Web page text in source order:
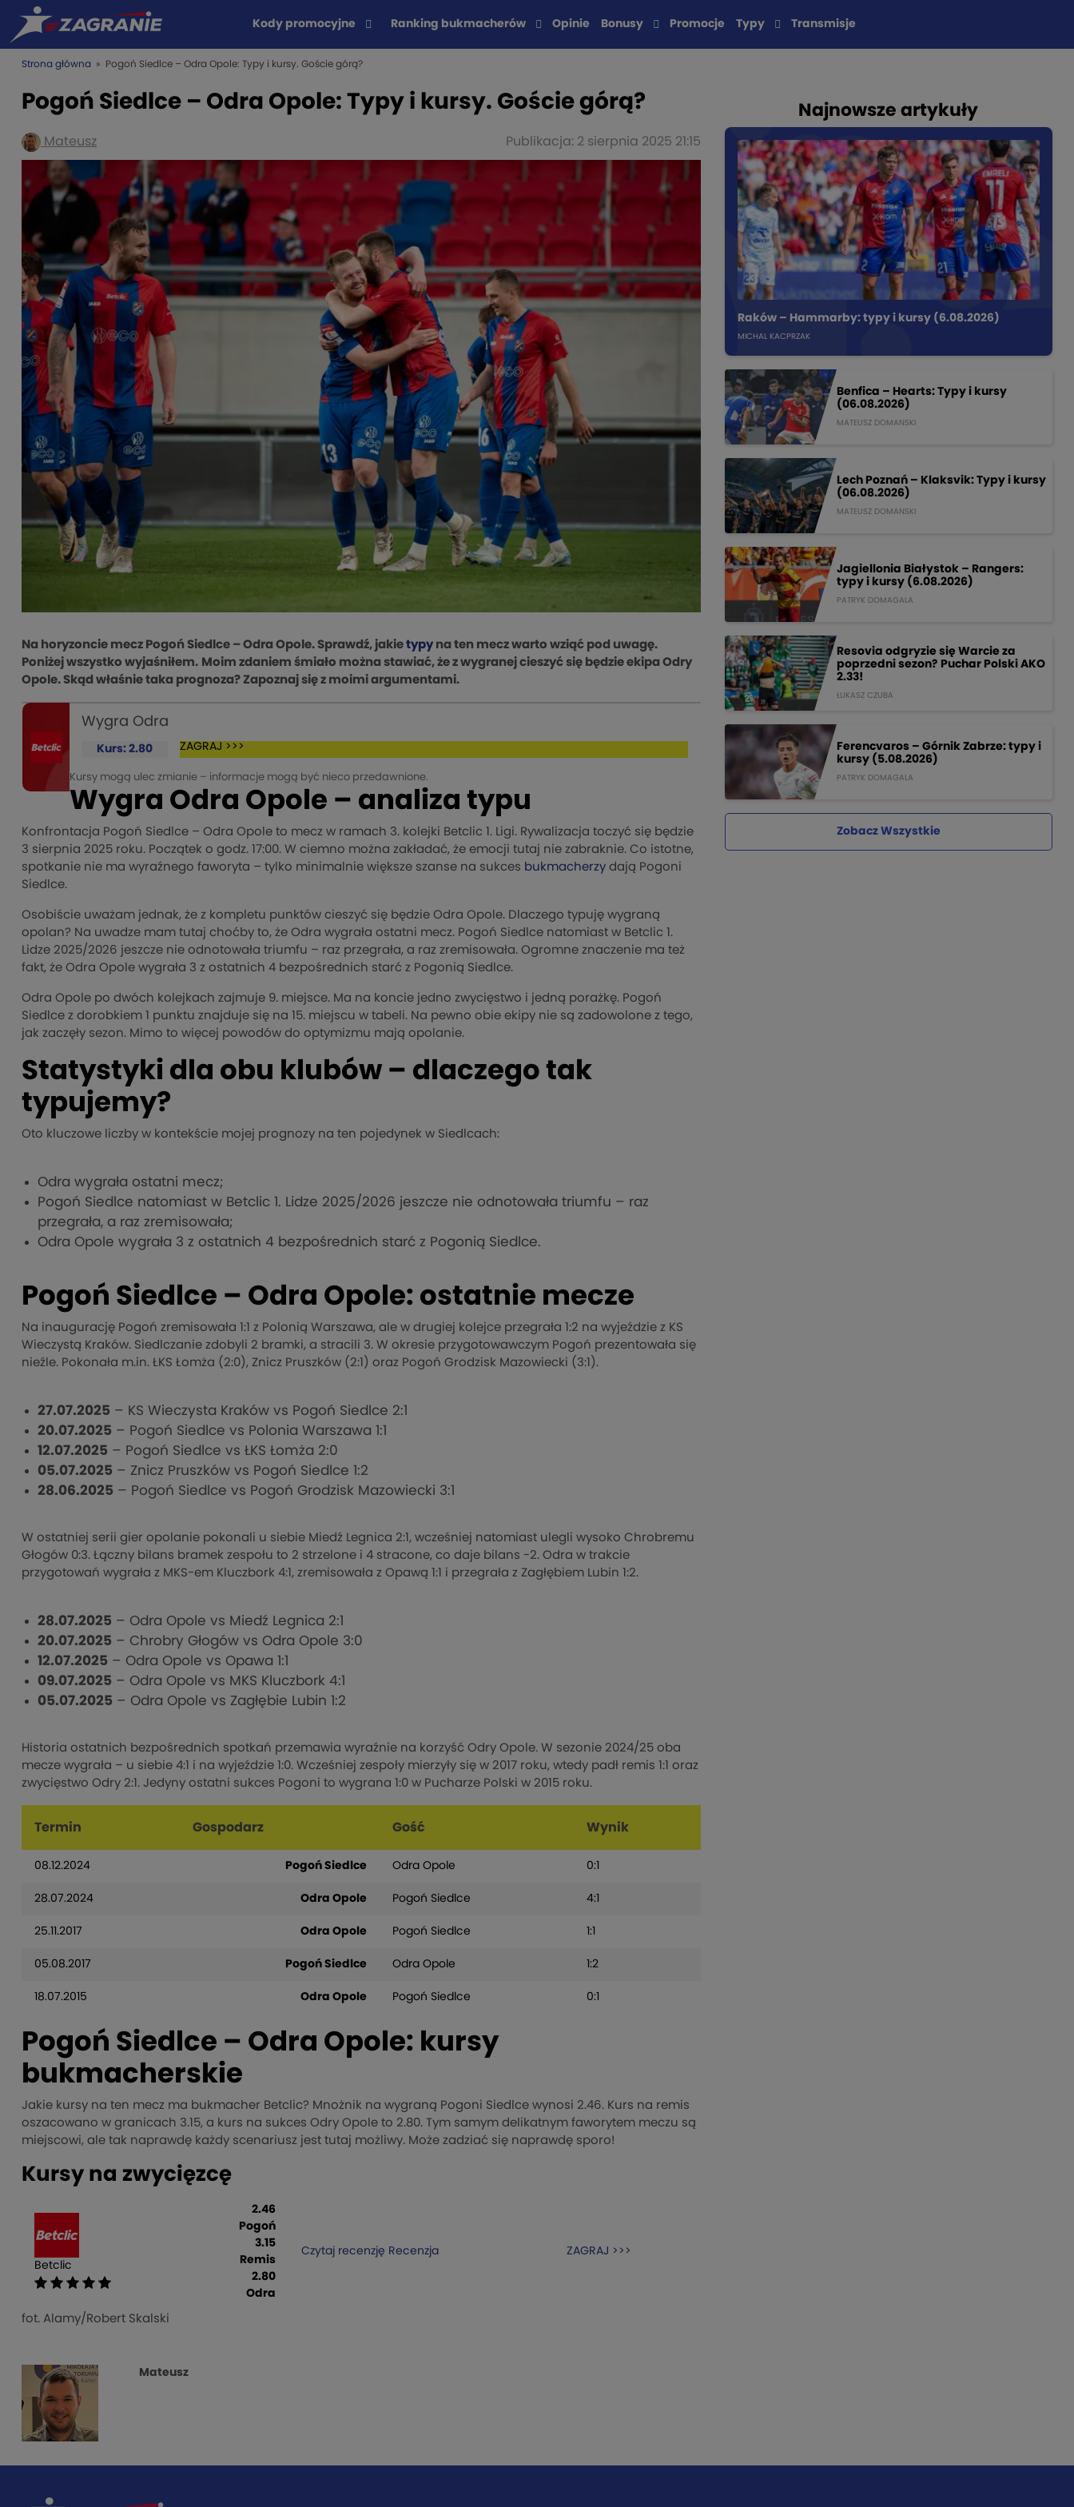
Kody promocyjne Ranking bukmacherów Opinie Bonusy Promocje Typy Transmisje
Strona główna » Pogoń Siedlce – Odra Opole: Typy i kursy. Goście górą?
Pogoń Siedlce – Odra Opole: Typy i kursy. Goście górą?
Mateusz Publikacja: 2 sierpnia 2025 21:15
Na horyzoncie mecz Pogoń Siedlce – Odra Opole. Sprawdź, jakie typy na ten mecz warto wziąć pod uwagę.
Poniżej wszystko wyjaśniłem. Moim zdaniem śmiało można stawiać, że z wygranej cieszyć się będzie ekipa Odry
Opole. Skąd właśnie taka prognoza? Zapoznaj się z moimi argumentami.
Wygra Odra
Kurs: 2.80 ZAGRAJ >>>
Kursy mogą ulec zmianie – informacje mogą być nieco przedawnione.
Wygra Odra Opole – analiza typu
Konfrontacja Pogoń Siedlce – Odra Opole to mecz w ramach 3. kolejki Betclic 1. Ligi. Rywalizacja toczyć się będzie
3 sierpnia 2025 roku. Początek o godz. 17:00. W ciemno można zakładać, że emocji tutaj nie zabraknie. Co istotne,
spotkanie nie ma wyraźnego faworyta – tylko minimalnie większe szanse na sukces bukmacherzy dają Pogoni
Siedlce.
Osobiście uważam jednak, że z kompletu punktów cieszyć się będzie Odra Opole. Dlaczego typuję wygraną
opolan? Na uwadze mam tutaj choćby to, że Odra wygrała ostatni mecz. Pogoń Siedlce natomiast w Betclic 1.
Lidze 2025/2026 jeszcze nie odnotowała triumfu – raz przegrała, a raz zremisowała. Ogromne znaczenie ma też
fakt, że Odra Opole wygrała 3 z ostatnich 4 bezpośrednich starć z Pogonią Siedlce.
Odra Opole po dwóch kolejkach zajmuje 9. miejsce. Ma na koncie jedno zwycięstwo i jedną porażkę. Pogoń
Siedlce z dorobkiem 1 punktu znajduje się na 15. miejscu w tabeli. Na pewno obie ekipy nie są zadowolone z tego,
jak zaczęły sezon. Mimo to więcej powodów do optymizmu mają opolanie.
Statystyki dla obu klubów – dlaczego tak
typujemy?
Oto kluczowe liczby w kontekście mojej prognozy na ten pojedynek w Siedlcach:
Odra wygrała ostatni mecz;
Pogoń Siedlce natomiast w Betclic 1. Lidze 2025/2026 jeszcze nie odnotowała triumfu – raz
przegrała, a raz zremisowała;
Odra Opole wygrała 3 z ostatnich 4 bezpośrednich starć z Pogonią Siedlce.
Pogoń Siedlce – Odra Opole: ostatnie mecze
Na inaugurację Pogoń zremisowała 1:1 z Polonią Warszawa, ale w drugiej kolejce przegrała 1:2 na wyjeździe z KS
Wieczystą Kraków. Siedlczanie zdobyli 2 bramki, a stracili 3. W okresie przygotowawczym Pogoń prezentowała się
nieźle. Pokonała m.in. ŁKS Łomża (2:0), Znicz Pruszków (2:1) oraz Pogoń Grodzisk Mazowiecki (3:1).
27.07.2025 – KS Wieczysta Kraków vs Pogoń Siedlce 2:1
20.07.2025 – Pogoń Siedlce vs Polonia Warszawa 1:1
12.07.2025 – Pogoń Siedlce vs ŁKS Łomża 2:0
05.07.2025 – Znicz Pruszków vs Pogoń Siedlce 1:2
28.06.2025 – Pogoń Siedlce vs Pogoń Grodzisk Mazowiecki 3:1
W ostatniej serii gier opolanie pokonali u siebie Miedź Legnica 2:1, wcześniej natomiast ulegli wysoko Chrobremu
Głogów 0:3. Łączny bilans bramek zespołu to 2 strzelone i 4 stracone, co daje bilans -2. Odra w trakcie
przygotowań wygrała z MKS-em Kluczbork 4:1, zremisowała z Opawą 1:1 i przegrała z Zagłębiem Lubin 1:2.
28.07.2025 – Odra Opole vs Miedź Legnica 2:1
20.07.2025 – Chrobry Głogów vs Odra Opole 3:0
12.07.2025 – Odra Opole vs Opawa 1:1
09.07.2025 – Odra Opole vs MKS Kluczbork 4:1
05.07.2025 – Odra Opole vs Zagłębie Lubin 1:2
Historia ostatnich bezpośrednich spotkań przemawia wyraźnie na korzyść Odry Opole. W sezonie 2024/25 oba
mecze wygrała – u siebie 4:1 i na wyjeździe 1:0. Wcześniej zespoły mierzyły się w 2017 roku, wtedy padł remis 1:1 oraz
zwycięstwo Odry 2:1. Jedyny ostatni sukces Pogoni to wygrana 1:0 w Pucharze Polski w 2015 roku.
Termin Gospodarz Gość Wynik
08.12.2024 Pogoń Siedlce Odra Opole 0:1
28.07.2024 Odra Opole Pogoń Siedlce 4:1
25.11.2017 Odra Opole Pogoń Siedlce 1:1
05.08.2017 Pogoń Siedlce Odra Opole 1:2
18.07.2015 Odra Opole Pogoń Siedlce 0:1
Pogoń Siedlce – Odra Opole: kursy
bukmacherskie
Jakie kursy na ten mecz ma bukmacher Betclic? Mnożnik na wygraną Pogoni Siedlce wynosi 2.46. Kurs na remis
oszacowano w granicach 3.15, a kurs na sukces Odry Opole to 2.80. Tym samym delikatnym faworytem meczu są
miejscowi, ale tak naprawdę każdy scenariusz jest tutaj możliwy. Może zadziać się naprawdę sporo!
Kursy na zwycięzcę
Betclic
2.46
Pogoń
3.15
Remis
2.80
Odra
Czytaj recenzję Recenzja ZAGRAJ >>>
fot. Alamy/Robert Skalski
Mateusz
Najnowsze artykuły
Raków – Hammarby: typy i kursy (6.08.2026)
MICHAL KACPRZAK
Benfica – Hearts: Typy i kursy
(06.08.2026)
MATEUSZ DOMANSKI
Lech Poznań – Klaksvik: Typy i kursy
(06.08.2026)
MATEUSZ DOMANSKI
Jagiellonia Białystok – Rangers:
typy i kursy (6.08.2026)
PATRYK DOMAGALA
Resovia odgryzie się Warcie za
poprzedni sezon? Puchar Polski AKO
2.33!
ŁUKASZ CZUBA
Ferencvaros – Górnik Zabrze: typy i
kursy (5.08.2026)
PATRYK DOMAGALA
Zobacz Wszystkie